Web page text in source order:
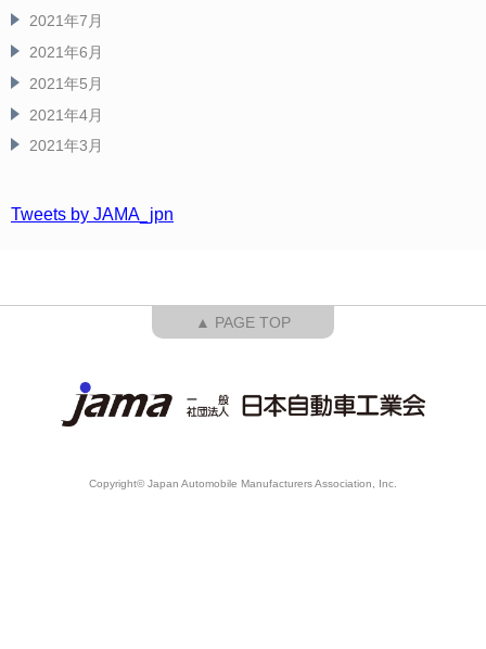
2021年7月
2021年6月
2021年5月
2021年4月
2021年3月
Tweets by JAMA_jpn
▲ PAGE TOP
Copyright© Japan Automobile Manufacturers Association, Inc.